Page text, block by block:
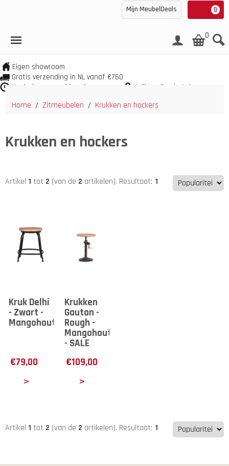
0
Mijn MeubelDeals
0
Eigen showroom
Gratis verzending in NL vanaf €750
Veel uit voorraad leverbaar
Veilig online betalen
Home / Zitmeubelen / Krukken en hockers
Krukken en hockers
Artikel 1 tot 2 (van de 2 artikelen). Resultaat: 1
Kruk Delhi
- Zwart -
Mangohout
€79,00
Krukken
Gautan -
Rough -
Mangohout
- SALE
€109,00
Artikel 1 tot 2 (van de 2 artikelen). Resultaat: 1